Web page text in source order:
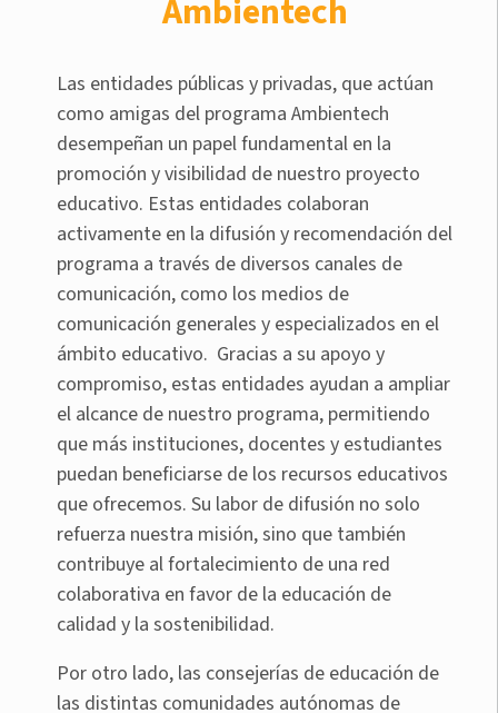
Ambientech
Las entidades públicas y privadas, que actúan
como amigas del programa Ambientech
desempeñan un papel fundamental en la
promoción y visibilidad de nuestro proyecto
educativo. Estas entidades colaboran
activamente en la difusión y recomendación del
programa a través de diversos canales de
comunicación, como los medios de
comunicación generales y especializados en el
ámbito educativo. Gracias a su apoyo y
compromiso, estas entidades ayudan a ampliar
el alcance de nuestro programa, permitiendo
que más instituciones, docentes y estudiantes
puedan beneficiarse de los recursos educativos
que ofrecemos. Su labor de difusión no solo
refuerza nuestra misión, sino que también
contribuye al fortalecimiento de una red
colaborativa en favor de la educación de
calidad y la sostenibilidad.
Por otro lado, las consejerías de educación de
las distintas comunidades autónomas de